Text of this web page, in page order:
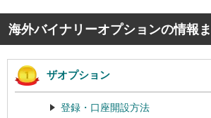
海外バイナリーオプションの情報
ザオプション
登録・口座開設方法